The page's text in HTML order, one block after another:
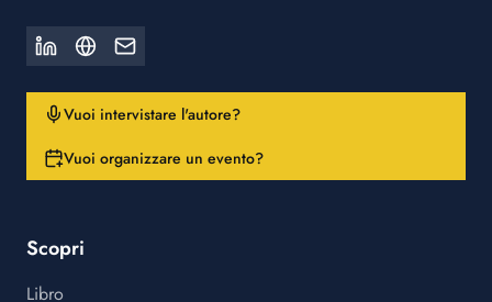
Vuoi intervistare l'autore?
Vuoi organizzare un evento?
Scopri
Libro